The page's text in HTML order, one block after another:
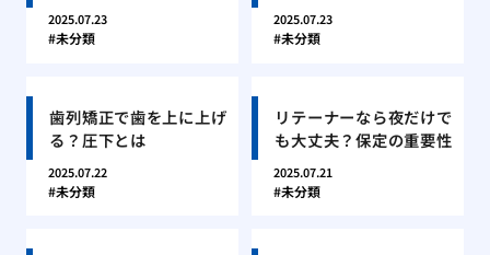
2025.07.23
未分類
2025.07.23
未分類
歯列矯正で歯を上に上げ
る？圧下とは
2025.07.22
未分類
リテーナーなら夜だけで
も大丈夫？保定の重要性
2025.07.21
未分類